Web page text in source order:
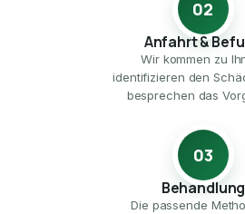
02
Anfahrt &
Wir kommen zu
identifizieren den
besprechen das
03
Behandlung
Die passende